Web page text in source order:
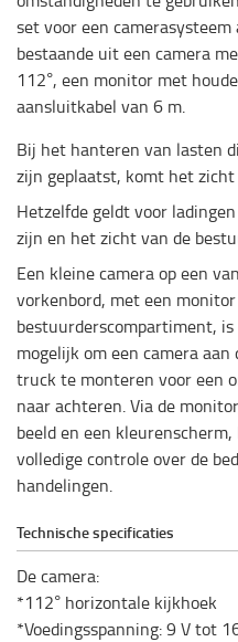
set voor een camerasysteem
bestaande uit een camera
112°, een monitor met
aansluitkabel van 6 m.
Bij het hanteren van lasten
zijn geplaatst, komt het
Hetzelfde geldt voor
zijn en het zicht van de
Een kleine camera op een
vorkenbord, met een
bestuurderscompartiment,
mogelijk om een camera
truck te monteren voor een
naar achteren. Via de
beeld en een
volledige controle over de
handelingen.
Technische specificaties
De camera:
*112° horizontale kijkhoek
*Voedingsspanning: 9 V tot